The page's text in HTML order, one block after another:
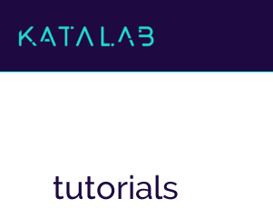
tutorials